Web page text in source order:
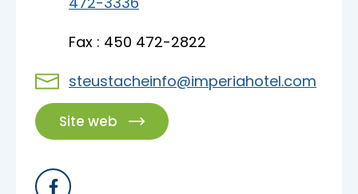
Accès membre
Nous joindreFax : 450 472-2822
steustacheinfo@imperiahotel.com
Site web